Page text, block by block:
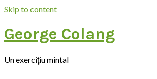
Skip to content
George Colang
Un exerciţiu mintal